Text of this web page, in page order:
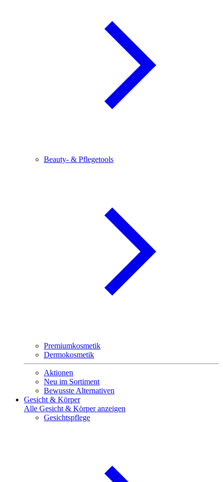
Beauty- & Pflegetools
Premiumkosmetik
Dermokosmetik
Aktionen
Neu im Sortiment
Bewusste Alternativen
Gesicht & Körper
Alle Gesicht & Körper anzeigen
Gesichtspflege